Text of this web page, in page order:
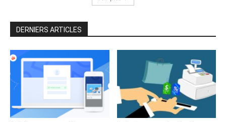
DERNIERS ARTICLES